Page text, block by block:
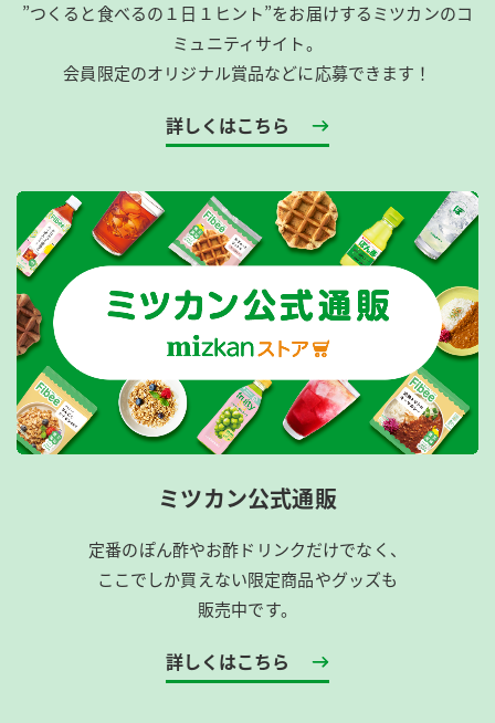
”つくると食べるの１日１ヒント”をお届けするミツカンのコ
ミュニティサイト。
会員限定のオリジナル賞品などに応募できます！
詳しくはこちら
ミツカン公式通販
定番のぽん酢やお酢ドリンクだけでなく、
ここでしか買えない限定商品やグッズも
販売中です。
詳しくはこちら